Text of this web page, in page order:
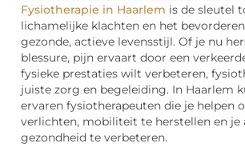
Fysiotherapie in Haarlem is de sleutel
lichamelijke klachten en het
gezonde, actieve levensstijl. Of je nu
blessure, pijn ervaart door een
fysieke prestaties wilt verbeteren,
juiste zorg en begeleiding. In Haarlem
ervaren fysiotherapeuten die je helpen
verlichten, mobiliteit te herstellen en je
gezondheid te verbeteren.